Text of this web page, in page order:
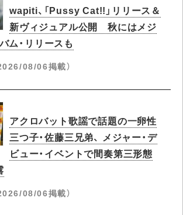
wapiti、「Pussy Cat!!」リリース＆
新ヴィジュアル公開 秋にはメジ
ム・リリースも
2026/08/06掲載）
アクロバット歌謡で話題の一卵性
三つ子・佐藤三兄弟、 メジャー・デ
ビュー・イベントで間奏第三形態
2026/08/06掲載）